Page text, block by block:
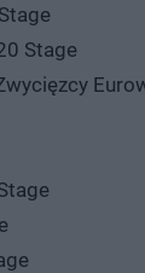
Stage